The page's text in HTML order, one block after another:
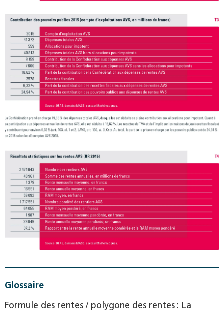
Glossaire
Formule des rentes / polygone des rentes : La